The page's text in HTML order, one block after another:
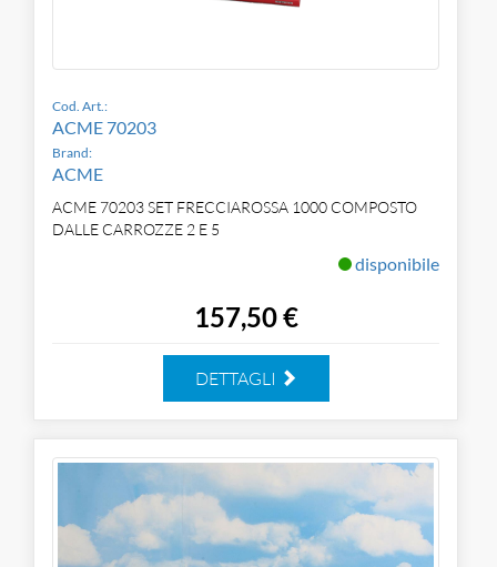
Cod. Art.:
ACME 70203
Brand:
ACME
ACME 70203 SET FRECCIAROSSA 1000 COMPOSTO
DALLE CARROZZE 2 E 5
disponibile
157,50 €
DETTAGLI